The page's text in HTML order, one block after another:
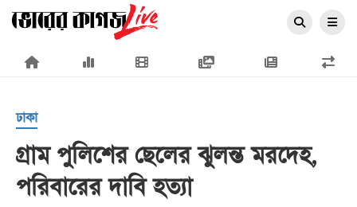
×
প্রচ্ছদ
ঢাকা
গ্রাম পুলিশের ছেলের ঝুলন্ত মরদেহ,
পরিবারের দাবি হত্যা